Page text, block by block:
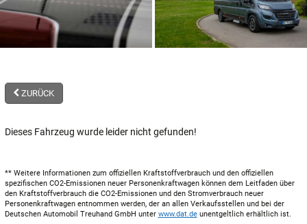
ZURÜCK
Dieses Fahrzeug wurde leider nicht gefunden!
** Weitere Informationen zum offiziellen Kraftstoffverbrauch und den offiziellen
spezifischen CO2-Emissionen neuer Personenkraftwagen können dem Leitfaden über
den Kraftstoffverbrauch die CO2-Emissionen und den Stromverbrauch neuer
Personenkraftwagen entnommen werden, der an allen Verkaufsstellen und bei der
Deutschen Automobil Treuhand GmbH unter www.dat.deunentgeltlich erhältlich ist.